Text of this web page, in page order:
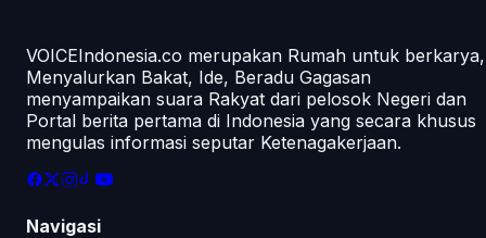
VOICEIndonesia.co merupakan Rumah untuk berkarya,
Menyalurkan Bakat, Ide, Beradu Gagasan
menyampaikan suara Rakyat dari pelosok Negeri dan
Portal berita pertama di Indonesia yang secara khusus
mengulas informasi seputar Ketenagakerjaan.
Navigasi